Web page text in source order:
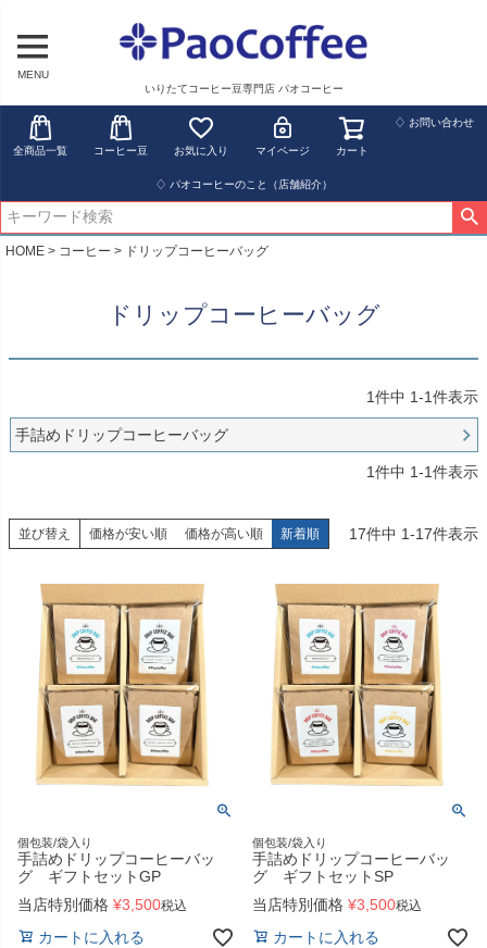
MENU
いりたてコーヒー豆専門店 パオコーヒー
全商品一覧 コーヒー豆 お気に入り マイページ カート
♢ お問い合わせ
♢ パオコーヒーのこと（店舗紹介）
HOME コーヒー ドリップコーヒーバッグ
ドリップコーヒーバッグ
1件中 1-1件表示
手詰めドリップコーヒーバッグ
1件中 1-1件表示
並び替え 価格が安い順 価格が高い順 新着順 17件中 1-17件表示
個包装/袋入り
手詰めドリップコーヒーバッ
グ ギフトセットGP
当店特別価格 ¥3,500税込
カートに入れる
個包装/袋入り
手詰めドリップコーヒーバッ
グ ギフトセットSP
当店特別価格 ¥3,500税込
カートに入れる